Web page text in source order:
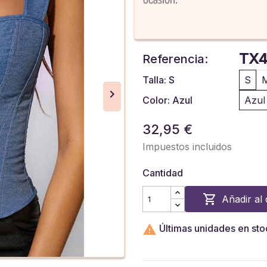
Referencia:
Talla: S S
Color: Azul
Azul
32,95 €
Impuestos incluidos
Cantidad
 Añadir al
 Últimas unidades en